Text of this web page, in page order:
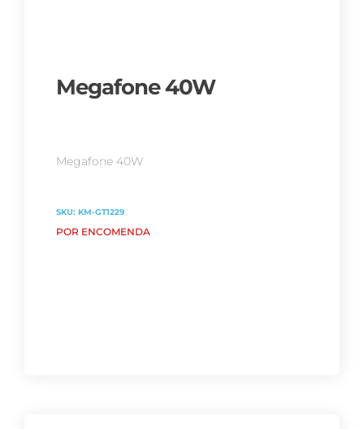
Megafone 40W
Megafone 40W
SKU: KM-GT1229
POR ENCOMENDA